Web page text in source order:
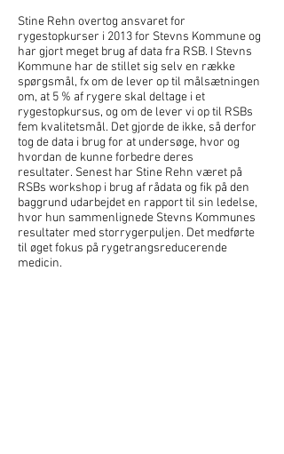
Stine Rehn overtog ansvaret for
rygestopkurser i 2013 for Stevns Kommune og
har gjort meget brug af data fra RSB. I Stevns
Kommune har de stillet sig selv en række
spørgsmål, fx om de lever op til målsætningen
om, at 5 % af rygere skal deltage i et
rygestopkursus, og om de lever vi op til RSBs
fem kvalitetsmål. Det gjorde de ikke, så derfor
tog de data i brug for at undersøge, hvor og
hvordan de kunne forbedre deres
resultater. Senest har Stine Rehn været på
RSBs workshop i brug af rådata og fik på den
baggrund udarbejdet en rapport til sin ledelse,
hvor hun sammenlignede Stevns Kommunes
resultater med storrygerpuljen. Det medførte
til øget fokus på rygetrangsreducerende
medicin.